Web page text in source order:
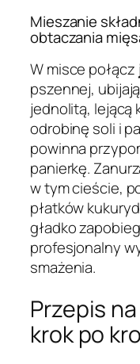
Mieszanie
obtaczania
W misce połącz
pszennej,
jednolitą, lejącą
odrobinę soli i
powinna
panierkę.
w tym cieście,
płatków
gładko
profesjonalny
smażenia.
Przepis
krok po